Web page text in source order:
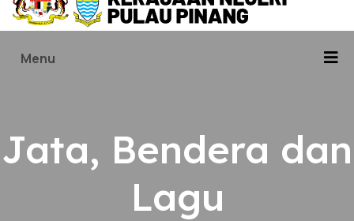
Menu
Jata, Bendera dan
Lagu